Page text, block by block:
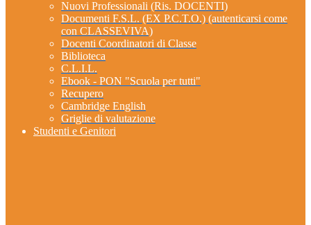
Nuovi Professionali (Ris. DOCENTI)
Documenti F.S.L. (EX P.C.T.O.) (autenticarsi come
con CLASSEVIVA)
Docenti Coordinatori di Classe
Biblioteca
C.L.I.L.
Ebook - PON "Scuola per tutti"
Recupero
Cambridge English
Griglie di valutazione
Studenti e Genitori